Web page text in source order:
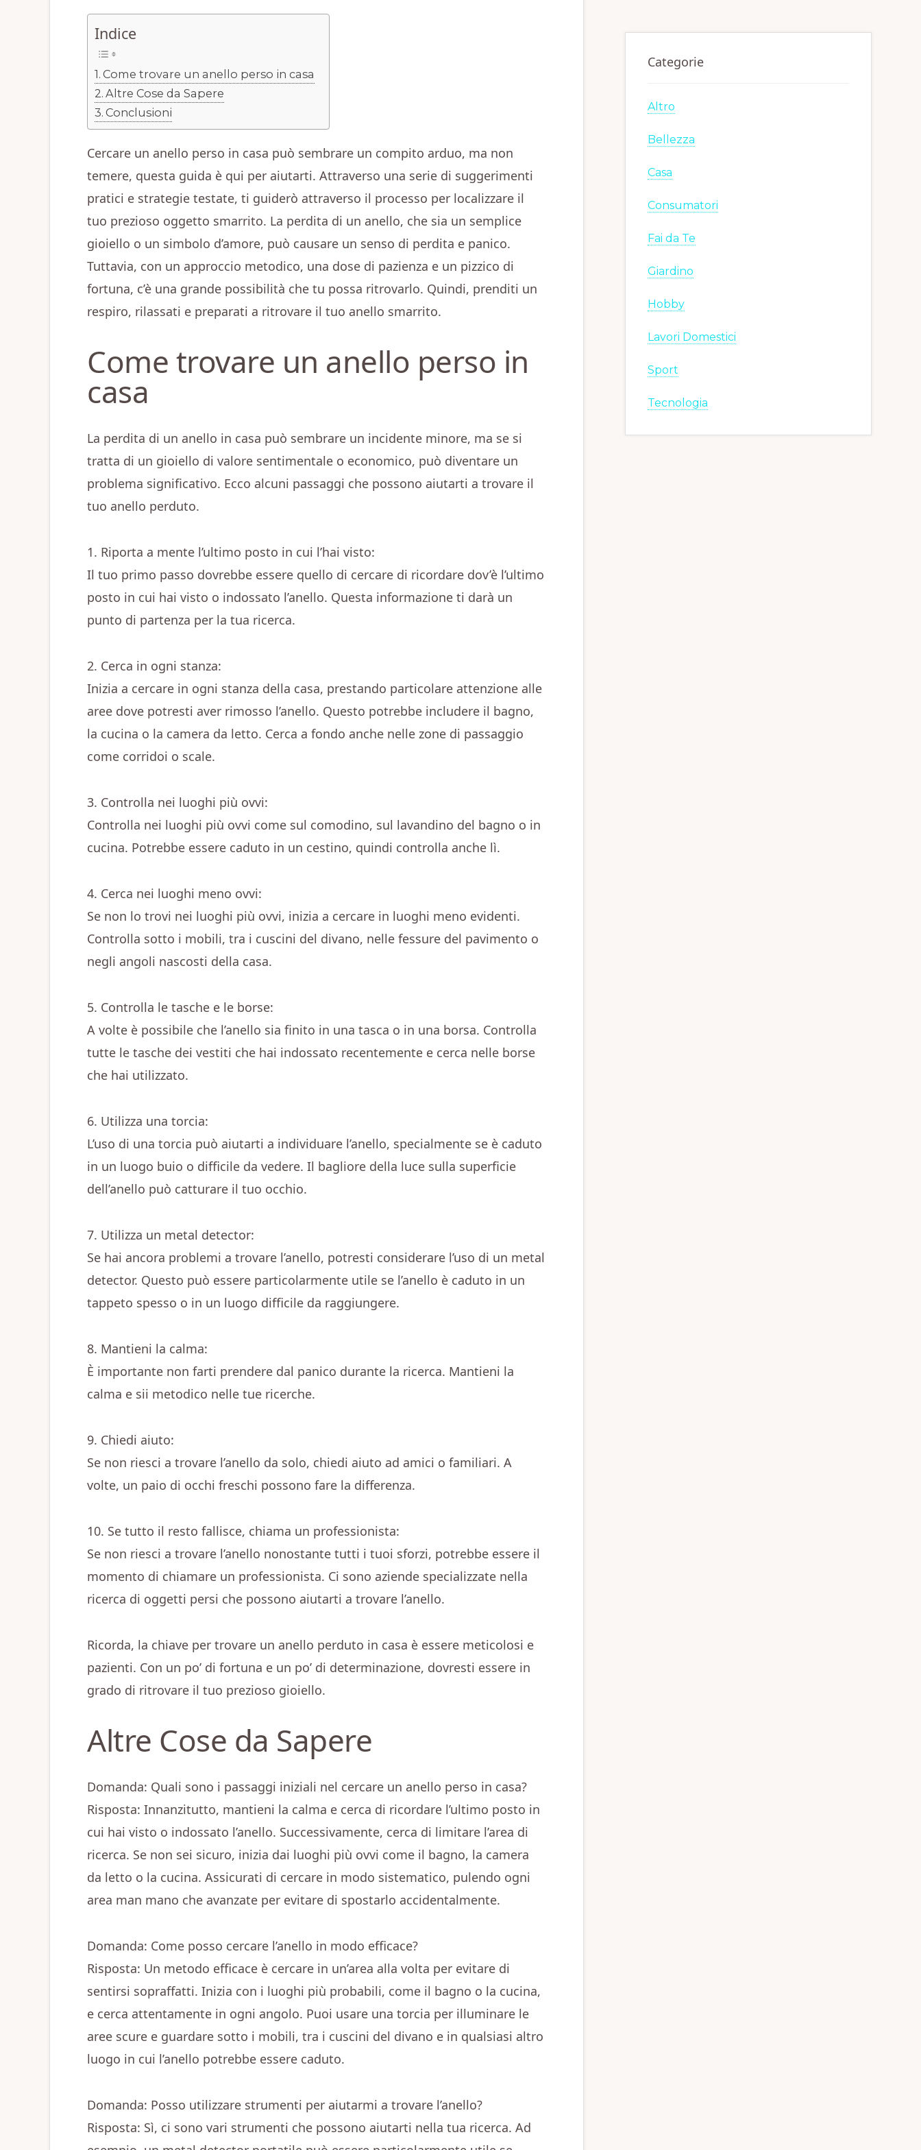
Indice
Come trovare un anello perso in casa
Altre Cose da Sapere
Conclusioni
Cercare un anello perso in casa può sembrare un compito arduo, ma non
temere, questa guida è qui per aiutarti. Attraverso una serie di suggerimenti
pratici e strategie testate, ti guiderò attraverso il processo per localizzare il
tuo prezioso oggetto smarrito. La perdita di un anello, che sia un semplice
gioiello o un simbolo d’amore, può causare un senso di perdita e panico.
Tuttavia, con un approccio metodico, una dose di pazienza e un pizzico di
fortuna, c’è una grande possibilità che tu possa ritrovarlo. Quindi, prenditi un
respiro, rilassati e preparati a ritrovare il tuo anello smarrito.
Come trovare un anello perso in
casa
La perdita di un anello in casa può sembrare un incidente minore, ma se si
tratta di un gioiello di valore sentimentale o economico, può diventare un
problema significativo. Ecco alcuni passaggi che possono aiutarti a trovare il
tuo anello perduto.
1. Riporta a mente l’ultimo posto in cui l’hai visto:
Il tuo primo passo dovrebbe essere quello di cercare di ricordare dov’è l’ultimo
posto in cui hai visto o indossato l’anello. Questa informazione ti darà un
punto di partenza per la tua ricerca.
2. Cerca in ogni stanza:
Inizia a cercare in ogni stanza della casa, prestando particolare attenzione alle
aree dove potresti aver rimosso l’anello. Questo potrebbe includere il bagno,
la cucina o la camera da letto. Cerca a fondo anche nelle zone di passaggio
come corridoi o scale.
3. Controlla nei luoghi più ovvi:
Controlla nei luoghi più ovvi come sul comodino, sul lavandino del bagno o in
cucina. Potrebbe essere caduto in un cestino, quindi controlla anche lì.
4. Cerca nei luoghi meno ovvi:
Se non lo trovi nei luoghi più ovvi, inizia a cercare in luoghi meno evidenti.
Controlla sotto i mobili, tra i cuscini del divano, nelle fessure del pavimento o
negli angoli nascosti della casa.
5. Controlla le tasche e le borse:
A volte è possibile che l’anello sia finito in una tasca o in una borsa. Controlla
tutte le tasche dei vestiti che hai indossato recentemente e cerca nelle borse
che hai utilizzato.
6. Utilizza una torcia:
L’uso di una torcia può aiutarti a individuare l’anello, specialmente se è caduto
in un luogo buio o difficile da vedere. Il bagliore della luce sulla superficie
dell’anello può catturare il tuo occhio.
7. Utilizza un metal detector:
Se hai ancora problemi a trovare l’anello, potresti considerare l’uso di un metal
detector. Questo può essere particolarmente utile se l’anello è caduto in un
tappeto spesso o in un luogo difficile da raggiungere.
8. Mantieni la calma:
È importante non farti prendere dal panico durante la ricerca. Mantieni la
calma e sii metodico nelle tue ricerche.
9. Chiedi aiuto:
Se non riesci a trovare l’anello da solo, chiedi aiuto ad amici o familiari. A
volte, un paio di occhi freschi possono fare la differenza.
10. Se tutto il resto fallisce, chiama un professionista:
Se non riesci a trovare l’anello nonostante tutti i tuoi sforzi, potrebbe essere il
momento di chiamare un professionista. Ci sono aziende specializzate nella
ricerca di oggetti persi che possono aiutarti a trovare l’anello.
Ricorda, la chiave per trovare un anello perduto in casa è essere meticolosi e
pazienti. Con un po’ di fortuna e un po’ di determinazione, dovresti essere in
grado di ritrovare il tuo prezioso gioiello.
Altre Cose da Sapere
Domanda: Quali sono i passaggi iniziali nel cercare un anello perso in casa?
Risposta: Innanzitutto, mantieni la calma e cerca di ricordare l’ultimo posto in
cui hai visto o indossato l’anello. Successivamente, cerca di limitare l’area di
ricerca. Se non sei sicuro, inizia dai luoghi più ovvi come il bagno, la camera
da letto o la cucina. Assicurati di cercare in modo sistematico, pulendo ogni
area man mano che avanzate per evitare di spostarlo accidentalmente.
Domanda: Come posso cercare l’anello in modo efficace?
Risposta: Un metodo efficace è cercare in un’area alla volta per evitare di
sentirsi sopraffatti. Inizia con i luoghi più probabili, come il bagno o la cucina,
e cerca attentamente in ogni angolo. Puoi usare una torcia per illuminare le
aree scure e guardare sotto i mobili, tra i cuscini del divano e in qualsiasi altro
luogo in cui l’anello potrebbe essere caduto.
Domanda: Posso utilizzare strumenti per aiutarmi a trovare l’anello?
Risposta: Sì, ci sono vari strumenti che possono aiutarti nella tua ricerca. Ad
Categorie
Altro
Bellezza
Casa
Consumatori
Fai da Te
Giardino
Hobby
Lavori Domestici
Sport
Tecnologia